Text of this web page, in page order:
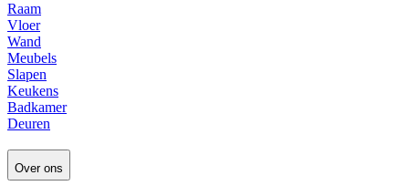
Raam
Vloer
Wand
Meubels
Slapen
Keukens
Badkamer
Deuren
Over ons